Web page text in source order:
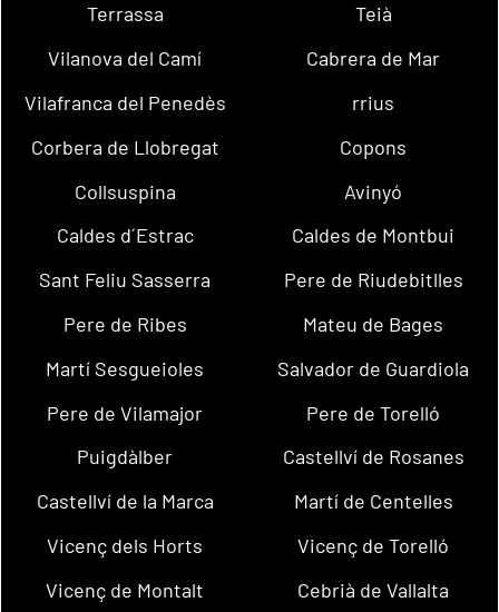
Terrassa
Teià
Vilanova del Camí
Cabrera de Mar
Vilafranca del Penedès
rrius
Corbera de Llobregat
Copons
Collsuspina
Avinyó
Caldes d´Estrac
Caldes de Montbui
Sant Feliu Sasserra
Pere de Riudebitlles
Pere de Ribes
Mateu de Bages
Martí Sesgueioles
Salvador de Guardiola
Pere de Vilamajor
Pere de Torelló
Puigdàlber
Castellví de Rosanes
Castellví de la Marca
Martí de Centelles
Vicenç dels Horts
Vicenç de Torelló
Vicenç de Montalt
Cebrià de Vallalta